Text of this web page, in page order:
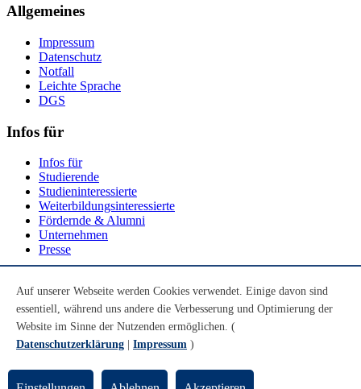
Allgemeines
Impressum
Datenschutz
Notfall
Leichte Sprache
DGS
Infos für
Infos für
Studierende
Studieninteressierte
Weiterbildungsinteressierte
Fördernde & Alumni
Unternehmen
Presse
Youtube
Instagram
LinkedIn
© Universität Bremen 2026
Auf unserer Webseite werden Cookies verwendet. Einige davon sind
essentiell, während uns andere die Verbesserung und Optimierung der
Website im Sinne der Nutzenden ermöglichen. (
Datenschutzerklärung
Impressum )